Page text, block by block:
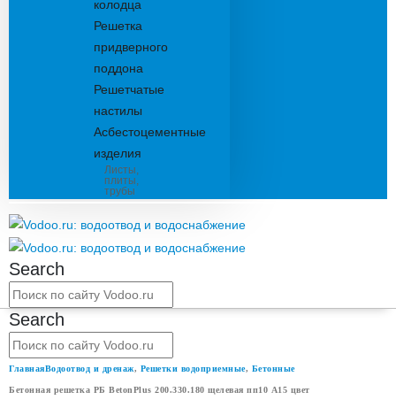
колодца
Решетка
придверного
поддона
Решетчатые
настилы
Асбестоцементные
изделия
Листы,
плиты,
трубы
Search
Search
ГлавнаяВодоотвод и дренаж, Решетки водоприемные, Бетонные
Бетонная решетка РБ BetonPlus 200.330.180 щелевая пп10 А15 цвет